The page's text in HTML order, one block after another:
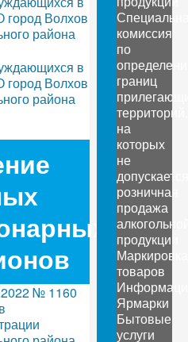
Волхов
района
в
Волхов
района
№ 1160
комиссия
по
границ
территорий,
на
которых
не
допускается
розничная
продажа
продукции
Маркировка
товаров
Ярмарки
Бытовые
услуги